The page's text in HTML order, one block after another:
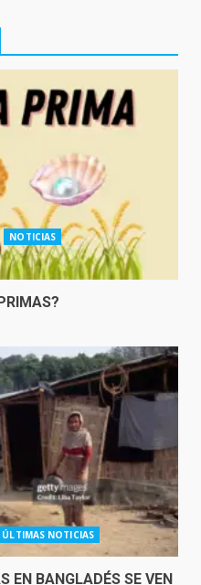
NOTICIAS
ÚLTIMAS NOTICIAS
EN BANGLADÉS SE VEN